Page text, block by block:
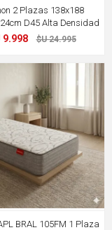
2 Plazas 138x188
D45 Alta Densidad
9.998 $U 24.995
BRAL 105FM 1 Plaza